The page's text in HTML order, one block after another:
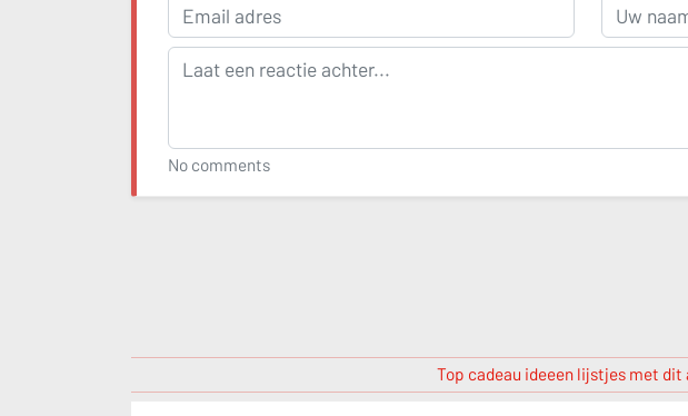
No comments
Top cadeau ideeen lijstjes met